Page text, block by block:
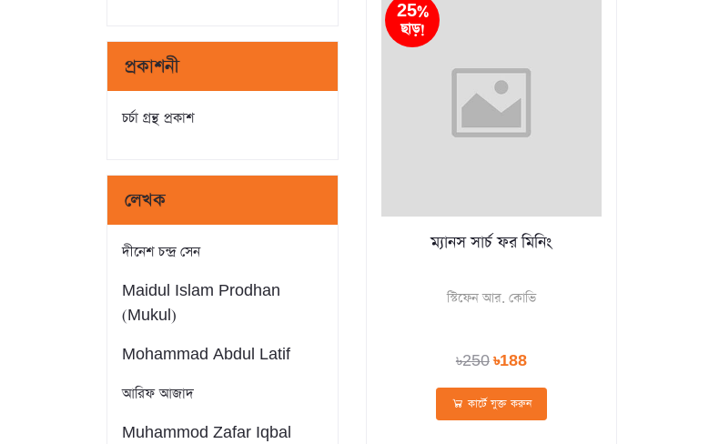
প্রকাশনী
চর্চা গ্রন্থ প্রকাশ
লেখক
দীনেশ চন্দ্র সেন
Maidul Islam Prodhan
(Mukul)
Mohammad Abdul Latif
আরিফ আজাদ
Muhammod Zafar Iqbal
25%
ছাড়!
ম্যানস সার্চ ফর মিনিং
স্টিফেন আর. কোভি
৳250৳188
কার্টে যুক্ত করুন